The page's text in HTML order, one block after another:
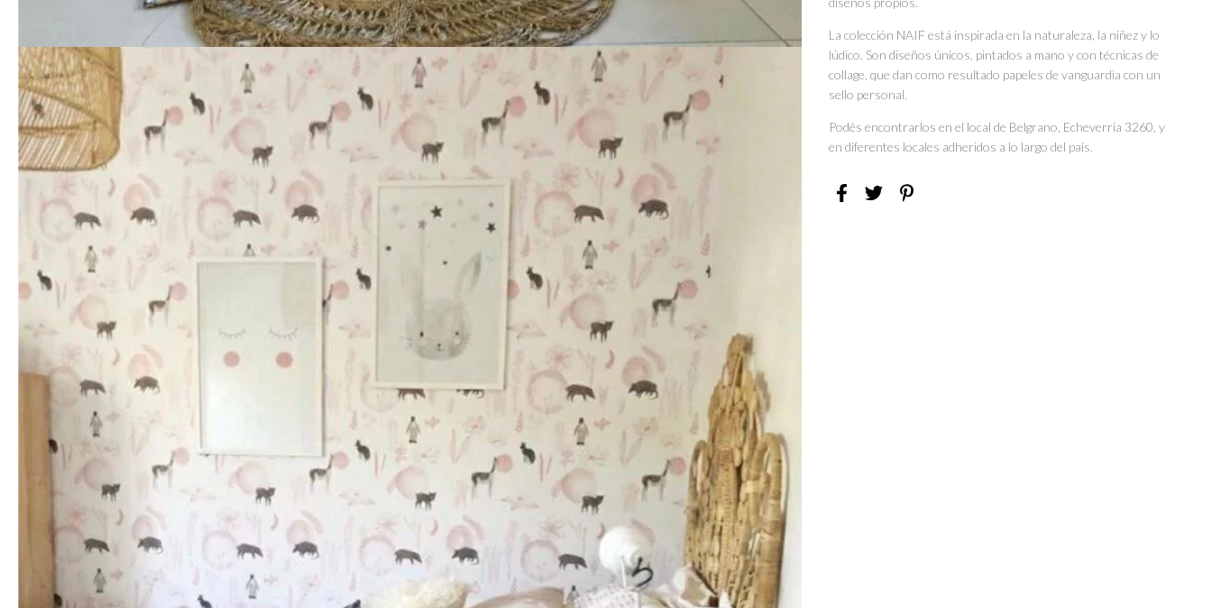
La colección NAIF está inspirada en la naturaleza, la niñez y lo
lúdico. Son diseños únicos, pintados a mano y con técnicas de
collage, que dan como resultado papeles de vanguardia con un
sello personal.
Podés encontrarlos en el local de Belgrano, Echeverría 3260, y
en diferentes locales adheridos a lo largo del país.